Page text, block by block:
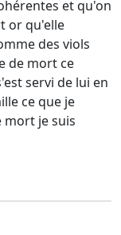
et qu'on
or qu'elle
des viols
de mort ce
servi de lui en
ce que je
mort je suis